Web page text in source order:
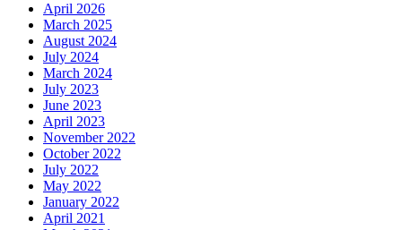
April 2026
March 2025
August 2024
July 2024
March 2024
July 2023
June 2023
April 2023
November 2022
October 2022
July 2022
May 2022
January 2022
April 2021